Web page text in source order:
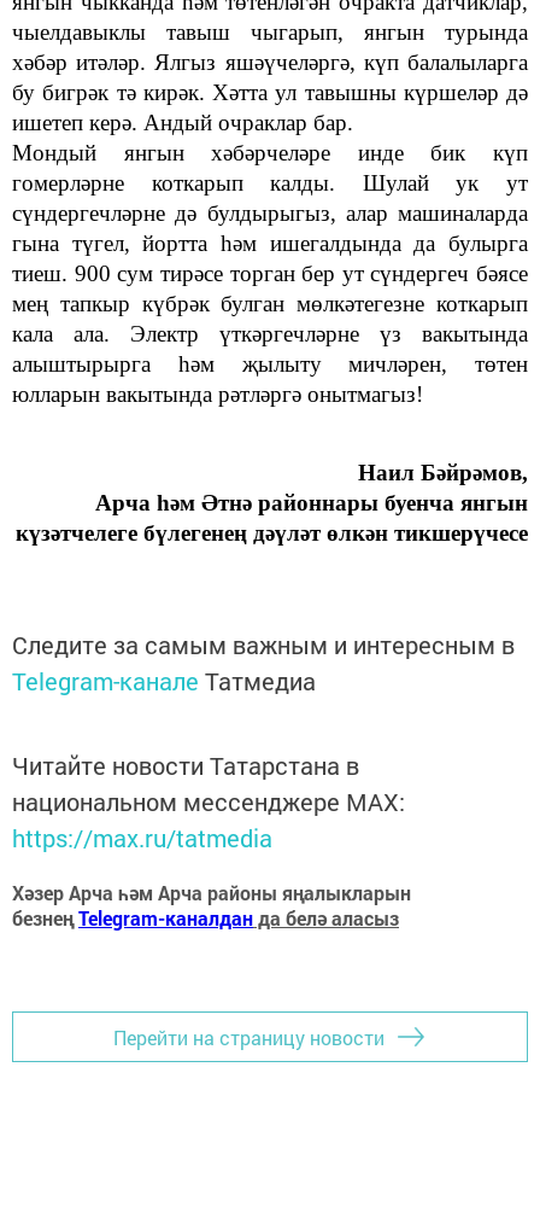
чыелдавыклы тавыш чыгарып, янгын турында
хәбәр итәләр. Ялгыз яшәүчеләргә, күп балалыларга
бу бигрәк тә кирәк. Хәтта ул тавышны күршеләр дә
ишетеп керә. Андый очраклар бар.
Мондый янгын хәбәрчеләре инде бик күп
гомерләрне коткарып калды. Шулай ук ут
сүндергечләрне дә булдырыгыз, алар машиналарда
гына түгел, йортта һәм ишегалдында да булырга
тиеш. 900 сум тирәсе торган бер ут сүндергеч бәясе
мең тапкыр күбрәк булган мөлкәтегезне коткарып
кала ала. Электр үткәргечләрне үз вакытында
алыштырырга һәм җылыту мичләрен, төтен
юлларын вакытында рәтләргә онытмагыз!
Наил Бәйрәмов,
Арча һәм Әтнә районнары буенча янгын
күзәтчелеге бүлегенең дәүләт өлкән тикшерүчесе
Следите за самым важным и интересным в
Telegram-канале Татмедиа
Читайте новости Татарстана в
национальном мессенджере MАХ:
https://max.ru/tatmedia
Хәзер Арча һәм Арча районы яңалыкларын
безнеңTelegram-каналданда белә аласыз
Перейти на страницу новости